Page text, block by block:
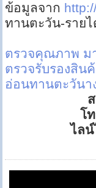
ข้อมูลจาก
ทานตะวัน-ราย
ตรวจคุณภาพ ม
ตรวจรับรองสิน
อ่อนทานตะวันา
โ
ไล